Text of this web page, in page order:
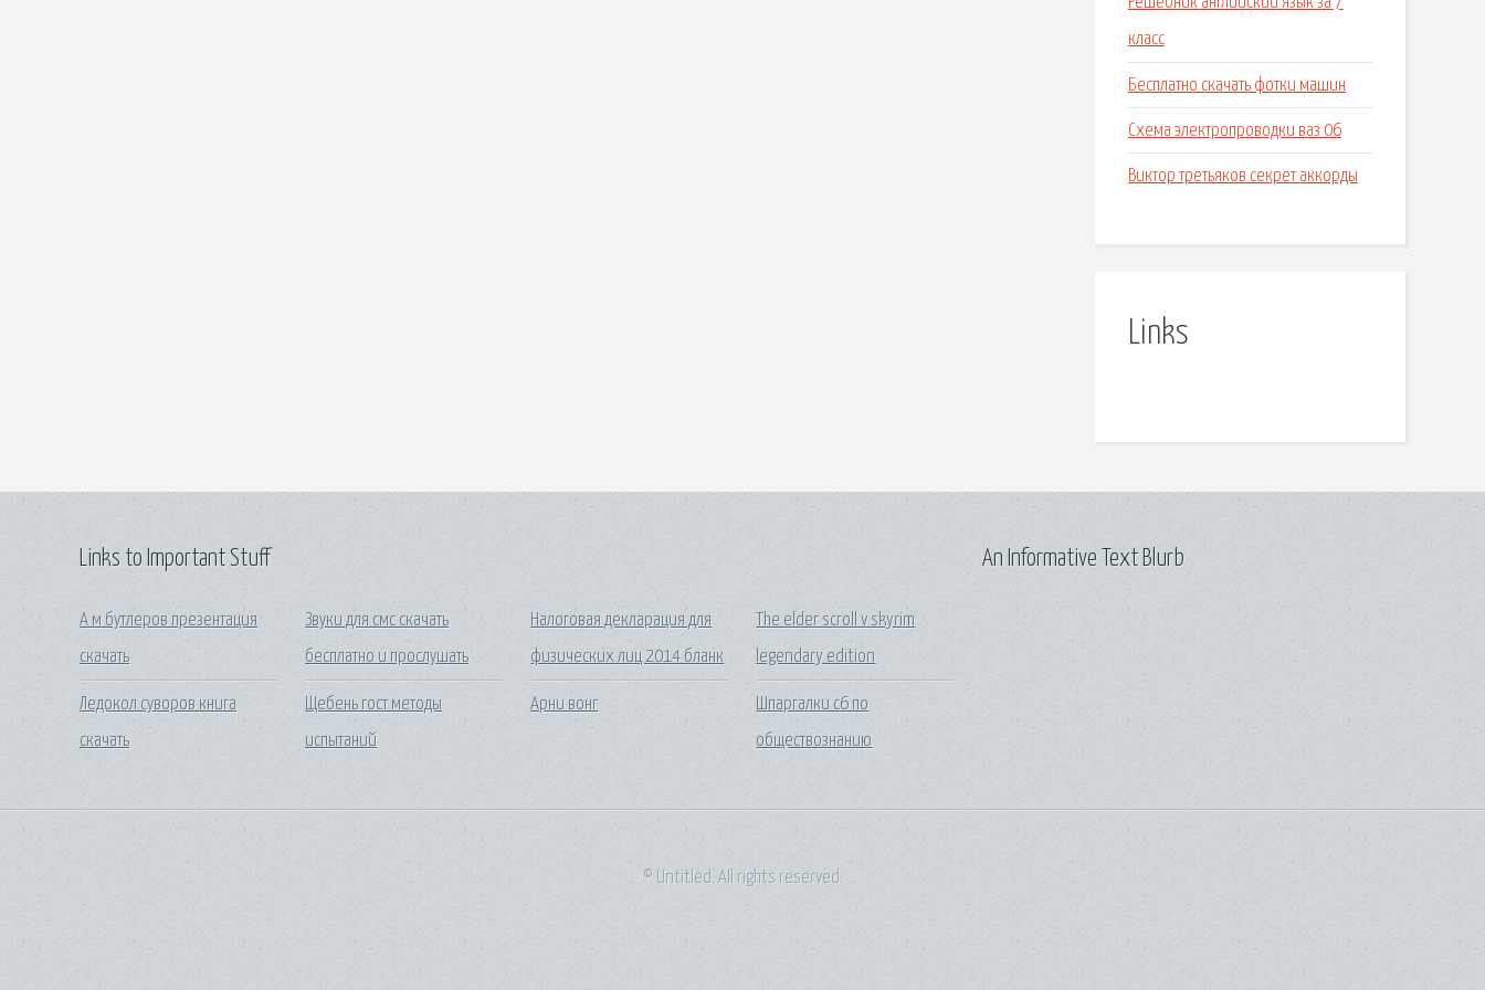
класс
Бесплатно скачать фотки машин
Схема электропроводки ваз 06
Виктор третьяков секрет аккорды
Links
Links to Important Stuff
А м бутлеров презентация
скачать
Ледокол суворов книга
скачать
Звуки для смс скачать
бесплатно и прослушать
Щебень гост методы
испытаний
Налоговая декларация для
физических лиц 2014 бланк
Арни вонг
The elder scroll v skyrim
legendary edition
Шпаргалки с6 по
обществознанию
An Informative Text Blurb
© Untitled. All rights reserved.